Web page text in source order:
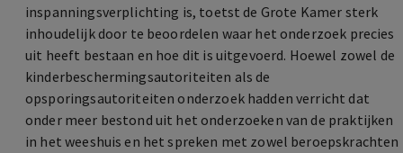
inspanningsverplichting is, toetst de Grote Kamer sterk
inhoudelijk door te beoordelen waar het onderzoek precies
uit heeft bestaan en hoe dit is uitgevoerd. Hoewel zowel de
kinderbeschermingsautoriteiten als de
opsporingsautoriteiten onderzoek hadden verricht dat
onder meer bestond uit het onderzoeken van de praktijken
in het weeshuis en het spreken met zowel beroepskrachten